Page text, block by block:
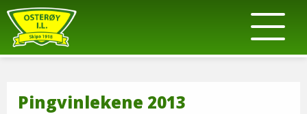
Pingvinlekene 2013